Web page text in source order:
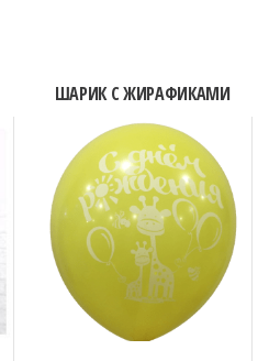
ШАРИК С ЖИРАФИКАМИ